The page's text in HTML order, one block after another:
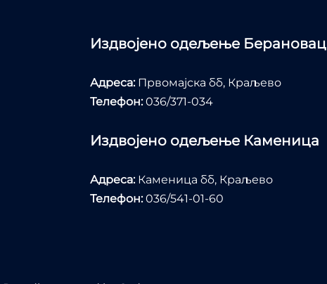
Издвојено одељење Берановац
Адреса:Првомајска бб, Краљево
Телефон:036/371-034
Издвојено одељење Каменица
Адреса:Каменица бб, Краљево
Телефон:036/541-01-60